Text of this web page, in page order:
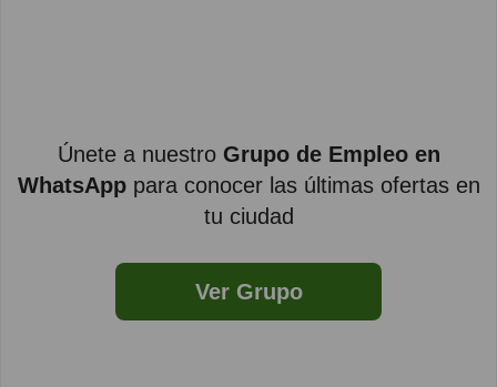
Únete a nuestro Grupo de Empleo en
WhatsApppara conocer las últimas ofertas en
tu ciudad
Ver Grupo